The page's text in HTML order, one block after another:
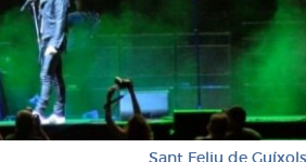
Sant Feliu de Guíxols